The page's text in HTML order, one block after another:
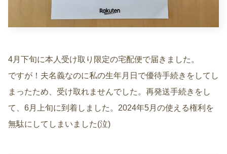
4月下旬に本人受け取り限定の宅配便で届きました。
ですが！夫名義なのに私の生年月日で優待手続きをしてし
まったため、受け取れませんでした。再発送手続きをし
て、6月上旬に到着しました。2024年5月の使える権利を
無駄にしてしまいました(泣)